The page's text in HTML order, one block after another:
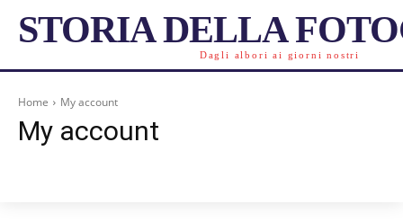
STORIA DELLA
Dagli albori ai giorni nostri
Home My account
My account